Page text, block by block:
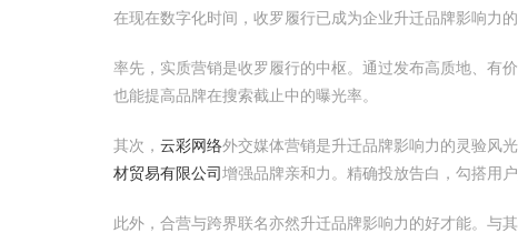
在现在数字化时间，收罗履行已成为企业升迁品牌影响力
率先，实质营销是收罗履行的中枢。通过发布高质地、有
也能提高品牌在搜索截止中的曝光率。
其次， 云彩网络外交媒体营销是升迁品牌影响力的灵验风
材贸易有限公司增强品牌亲和力。精确投放告白，勾搭用
此外，合营与跨界联名亦然升迁品牌影响力的好才能。与